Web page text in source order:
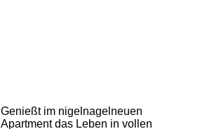
Genießt im nigelnagelneuen
Apartment das Leben in vollen